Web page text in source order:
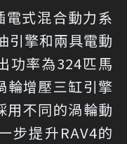
電式混合動力系
引擎和兩具電動
功率為324匹馬
輪增壓三缸引擎
用不同的渦輪動
步提升RAV4的